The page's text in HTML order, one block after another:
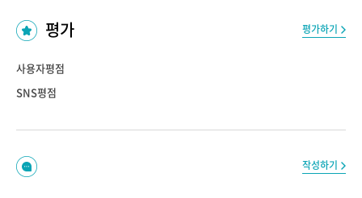
평가 평가하기
사용자평점
SNS평점
작성하기